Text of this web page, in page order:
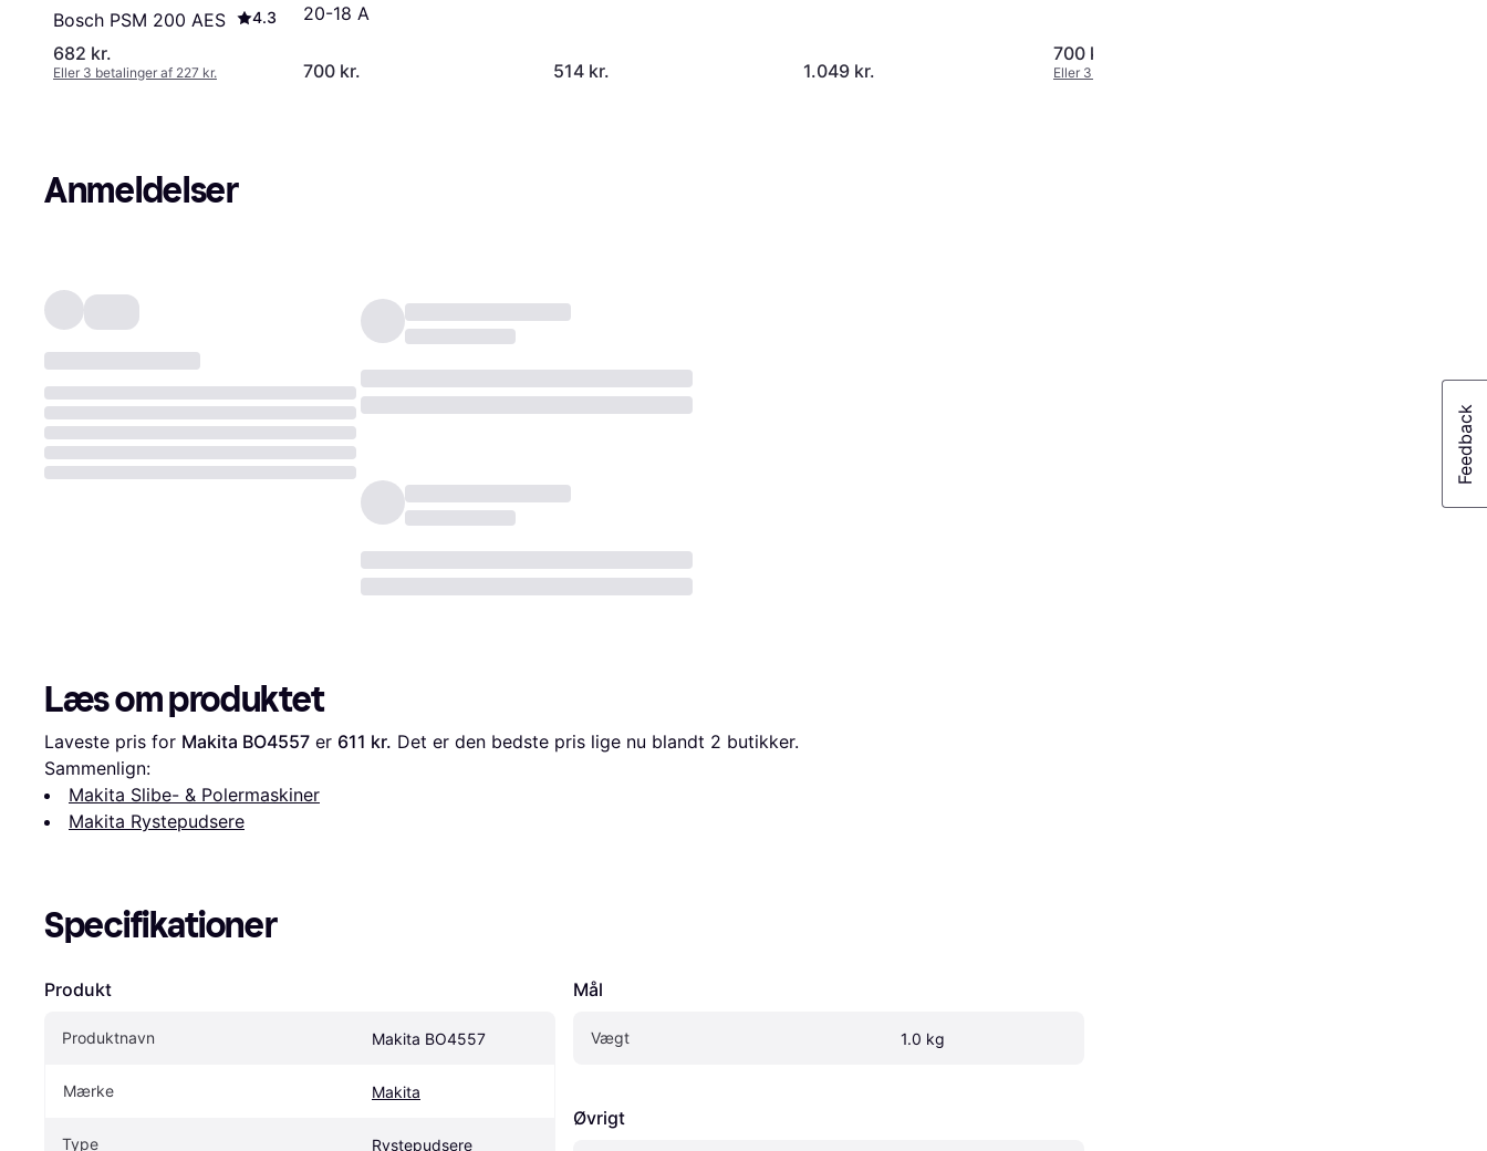
Bosch PSM 200 AES 4.3
682 kr.
Eller 3 betalinger af 227 kr.
20-18 A
700 kr. 514 kr. 1.049 kr.
700 kr.
Eller 3 betalinger af 233 kr.
Anmeldelser
Læs om produktet
Laveste pris for Makita BO4557 er 611 kr. Det er den bedste pris lige nu blandt 2 butikker.
Sammenlign:
Makita Slibe- & Polermaskiner
Makita Rystepudsere
Specifikationer
Produkt
Produktnavn Makita BO4557
Mærke Makita
Type Rystepudsere
Mål
Vægt 1.0 kg
Øvrigt